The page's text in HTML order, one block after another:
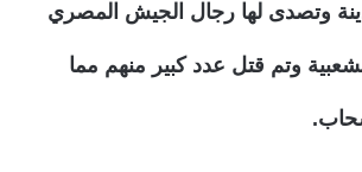
وتصدى لها رجال الجيش المصري
وتم قتل عدد كبير منهم مما